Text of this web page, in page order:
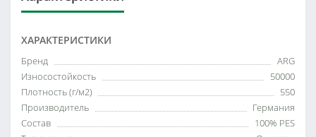
ХАРАКТЕРИСТИКИ
Бренд
ARG
Износостойкость
50000
Плотность (г/м2)
550
Производитель
Германия
Состав
100% PES